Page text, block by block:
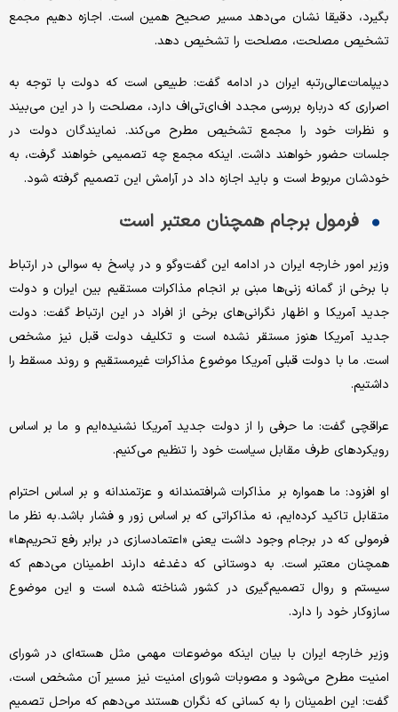
بگیرد، دقیقا نشان می‌دهد مسیر صحیح همین است. اجازه دهیم مجمع
تشخیص مصلحت، مصلحت را تشخیص دهد.
دیپلمات‌عالی‌رتبه ایران در ادامه گفت: طبیعی است که دولت با توجه به
اصراری که درباره بررسی مجدد اف‌ای‌تی‌اف دارد، مصلحت را در این می‌بیند
و نظرات خود را مجمع تشخیص مطرح می‌کند. نمایندگان دولت در
جلسات حضور خواهند داشت. اینکه مجمع چه تصمیمی خواهند گرفت، به
خودشان مربوط است و باید اجازه داد در آرامش این تصمیم گرفته شود.
فرمول برجام همچنان معتبر است
وزیر امور خارجه ایران در ادامه این گفت‌وگو و در پاسخ به سوالی در ارتباط
با برخی از گمانه زنی‌ها مبنی بر انجام مذاکرات مستقیم بین ایران و دولت
جدید آمریکا و اظهار نگرانی‌های برخی از افراد در این ارتباط گفت: دولت
جدید آمریکا هنوز مستقر نشده است و تکلیف دولت قبل نیز مشخص
است. ما با دولت قبلی آمریکا موضوع مذاکرات غیرمستقیم و روند مسقط را
داشتیم.
عراقچی گفت: ما حرفی را از دولت جدید آمریکا نشنیده‌ایم و ما بر اساس
رویکردهای طرف مقابل سیاست خود را تنظیم می‌کنیم.
او افزود: ما همواره بر مذاکرات شرافتمندانه و عزتمندانه و بر اساس احترام
متقابل تاکید کرده‌ایم، نه مذاکراتی که بر اساس زور و فشار باشد. به نظر ما
فرمولی که در برجام وجود داشت یعنی «اعتمادسازی در برابر رفع تحریم‌ها»
همچنان معتبر است. به دوستانی که دغدغه دارند اطمینان می‌دهم که
سیستم و روال تصمیم‌گیری در کشور شناخته شده است و این موضوع
سازوکار خود را دارد.
وزیر خارجه ایران با بیان اینکه موضوعات مهمی مثل هسته‌ای در شورای
امنیت مطرح می‌شود و مصوبات شورای امنیت نیز مسیر آن مشخص است،
گفت: این اطمینان را به کسانی که نگران هستند می‌دهم که مراحل تصمیم